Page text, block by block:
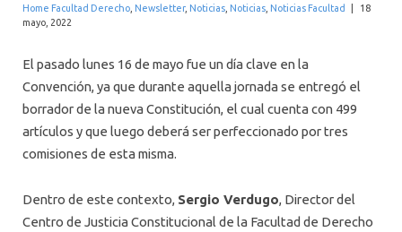
Home Facultad Derecho Newsletter, Noticias Noticias Noticias Facultad
18
mayo, 2022
El pasado lunes 16 de mayo fue un día clave en la
Convención, ya que durante aquella jornada se entregó el
borrador de la nueva Constitución, el cual cuenta con 499
artículos y que luego deberá ser perfeccionado por tres
comisiones de esta misma.
Dentro de este contexto, Sergio Verdugo, Director del
Centro de Justicia Constitucional de la Facultad de Derecho